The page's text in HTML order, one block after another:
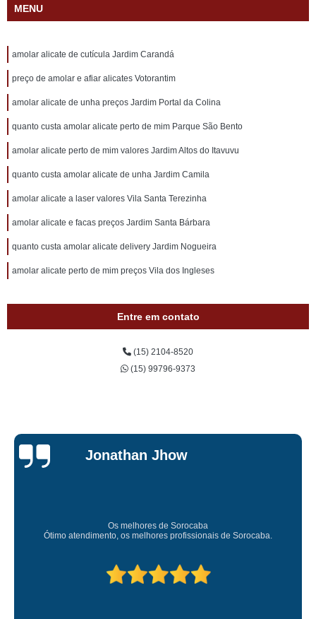
MENU
amolar alicate de cutícula Jardim Carandá
preço de amolar e afiar alicates Votorantim
amolar alicate de unha preços Jardim Portal da Colina
quanto custa amolar alicate perto de mim Parque São Bento
amolar alicate perto de mim valores Jardim Altos do Itavuvu
quanto custa amolar alicate de unha Jardim Camila
amolar alicate a laser valores Vila Santa Terezinha
amolar alicate e facas preços Jardim Santa Bárbara
quanto custa amolar alicate delivery Jardim Nogueira
amolar alicate perto de mim preços Vila dos Ingleses
Entre em contato
(15) 2104-8520
(15) 99796-9373
Jhow
Os melhores de Sorocaba
os melhores profissionais de Sorocaba.
Amei o